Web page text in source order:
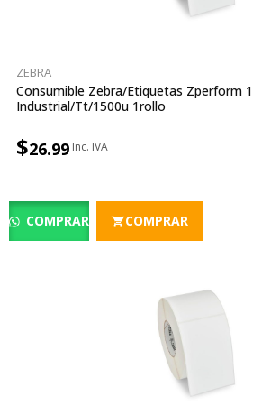
ZEBRA
Consumible Zebra/etiquetas Zperform
Industrial/tt/1500u 1rollo
$26.99
COMPRAR COMPRAR